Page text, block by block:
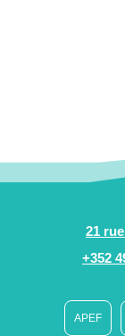
21
+352
APEF